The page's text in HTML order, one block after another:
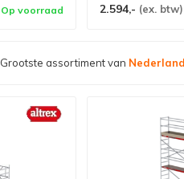
Op voorraad 2.594,- (ex. btw)
Klantenbeoordeling 9,4/10